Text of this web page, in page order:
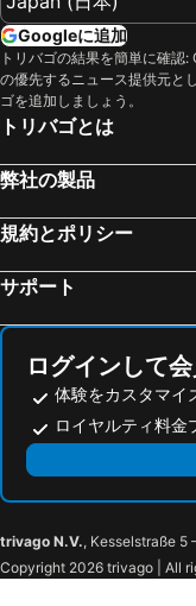
Googleに追加
トリバゴの結果を簡単に確認:
の優先するニュース提供元と
ゴを追加しましょう。
トリバゴとは
弊社の製品
規約とポリシー
サポート
ログインして
体験をカスタマイ
ロイヤルティ料金
trivago N.V., Kesselstraße 5
Copyright 2026 trivago | All